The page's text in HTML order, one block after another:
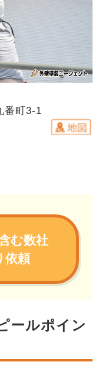
番町3-1
む数社
依頼
ールポイン